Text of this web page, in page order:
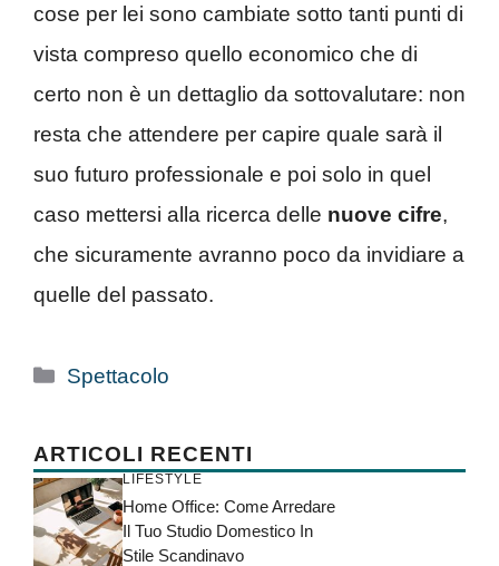
cose per lei sono cambiate sotto tanti punti di
vista compreso quello economico che di
certo non è un dettaglio da sottovalutare: non
resta che attendere per capire quale sarà il
suo futuro professionale e poi solo in quel
caso mettersi alla ricerca delle nuove cifre,
che sicuramente avranno poco da invidiare a
quelle del passato.
Categorie
Spettacolo
ARTICOLI RECENTI
LIFESTYLE
Home Office: Come Arredare
Il Tuo Studio Domestico In
Stile Scandinavo